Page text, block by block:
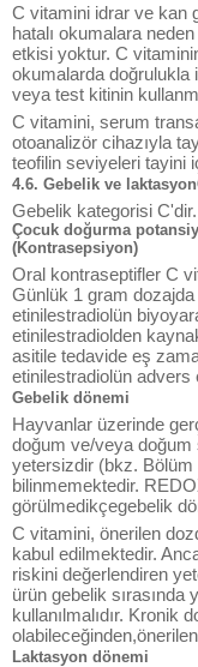
C vitamini idrar ve kan
hatalı okumalara
etkisi yoktur. C
okumalarda doğrulukla
veya test kitinin
C vitamini, serum
otoanalizör cihazıyla
teofilin seviyeleri tayini
4.6. Gebelik ve
Gebelik kategorisi C'dir.
Çocuk doğurma
(Kontrasepsiyon)
Oral kontraseptifler C
Günlük 1 gram
etinilestradiolün
etinilestradiolden
asitile tedavide eş
etinilestradiolün advers
Gebelik dönemi
Hayvanlar üzerinde
doğum ve/veya doğum
yetersizdir (bkz.
bilinmemektedir.
görülmedikçegebelik
C vitamini, önerilen
kabul edilmektedir.
riskini değerlendiren
ürün gebelik sırasında
kullanılmalıdır. Kronik
Laktasyon dönemi